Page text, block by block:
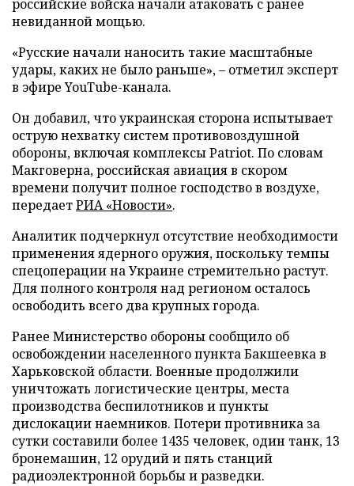
российские войска начали атаковать с ранее
невиданной мощью.
«Русские начали наносить такие масштабные
удары, каких не было раньше», – отметил эксперт
в эфире YouTube-канала.
Он добавил, что украинская сторона испытывает
острую нехватку систем противовоздушной
обороны, включая комплексы Patriot. По словам
Макговерна, российская авиация в скором
времени получит полное господство в воздухе,
передаетРИА «Новости».
Аналитик подчеркнул отсутствие необходимости
применения ядерного оружия, поскольку темпы
спецоперации на Украине стремительно растут.
Для полного контроля над регионом осталось
освободить всего два крупных города.
Ранее Министерство обороны сообщило об
освобождении населенного пункта Бакшеевка в
Харьковской области. Военные продолжили
уничтожать логистические центры, места
производства беспилотников и пункты
дислокации наемников. Потери противника за
сутки составили более 1435 человек, один танк, 13
бронемашин, 12 орудий и пять станций
радиоэлектронной борьбы и разведки.